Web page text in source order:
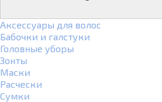
Аксессуары для волос
Бабочки и галстуки
Головные уборы
Зонты
Маски
Расчески
Сумки